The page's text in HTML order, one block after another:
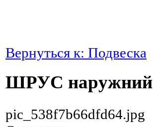
Вернуться к: Подвеска
ШРУС наружний
pic_538f7b66dfd64.jpg